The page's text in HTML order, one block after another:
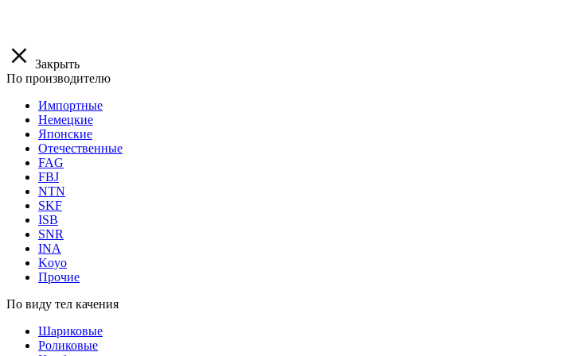
Закрыть
По производителю
Импортные
Немецкие
Японские
Отечественные
FAG
FBJ
NTN
SKF
ISB
SNR
INA
Koyo
Прочие
По виду тел качения
Шариковые
Роликовые